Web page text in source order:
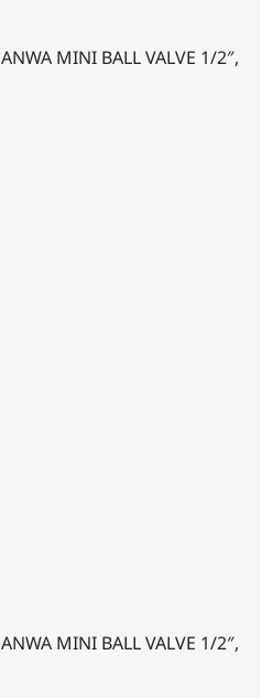
MINI BALL VALVE 1/2″,
MINI BALL VALVE 1/2″,